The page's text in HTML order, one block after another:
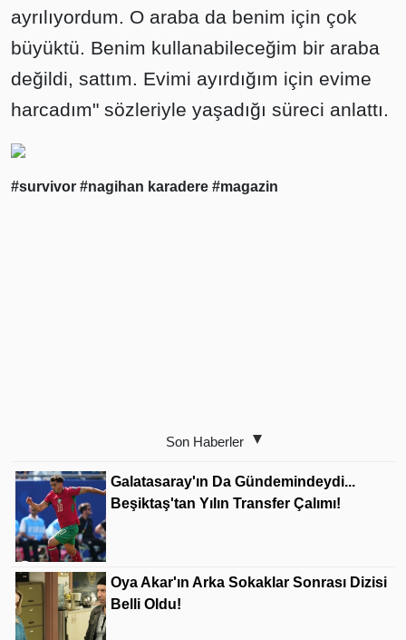
ayrılıyordum. O araba da benim için çok
büyüktü. Benim kullanabileceğim bir araba
değildi, sattım. Evimi ayırdığım için evime
harcadım" sözleriyle yaşadığı süreci anlattı.
#survivor #nagihan karadere #magazin
Son Haberler
Galatasaray'ın Da Gündemindeydi...
Beşiktaş'tan Yılın Transfer Çalımı!
Oya Akar'ın Arka Sokaklar Sonrası Dizisi
Belli Oldu!